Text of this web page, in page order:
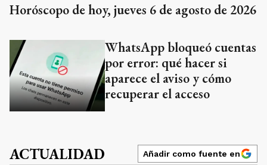
Horóscopo de hoy, jueves 6 de agosto de 2026
WhatsApp bloqueó cuentas
por error: qué hacer si
aparece el aviso y cómo
recuperar el acceso
ACTUALIDAD Añadir como fuente en